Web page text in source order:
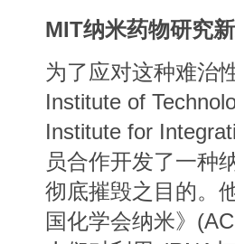
MIT纳米药物研究
为了应对这种难治
Institute of
Institute for
员合作开发了一种
彻底摧毁之目的。
国化学会纳米》